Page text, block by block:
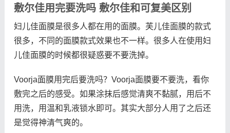
敷尔佳用完要洗吗 敷尔佳和可复美区别
妇儿佳面膜是很多人都在用的面膜。芙儿佳面膜的款式
很多，不同的面膜款式效果也不一样。很多人在使用妇
儿佳面膜的时候都很疑惑要不要洗掉。
Voorja面膜用完后要洗吗？Voorja面膜要不要洗，看你
敷完之后的感受。如果涂抹后感觉清爽不黏腻，用后不
用洗，用温和乳液锁水即可。其实大部分人用了之后还
是觉得神清气爽的。